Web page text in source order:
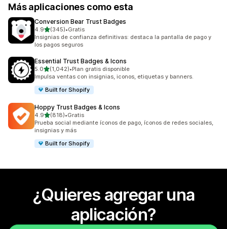
Más aplicaciones como esta
Conversion Bear Trust Badges
4.9de 5 estrellas
(345)
345 reseñas en total
•Gratis
Insignias de confianza definitivas: destaca la pantalla de pago y
los pagos seguros
Essential Trust Badges & Icons
5.0de 5 estrellas
(1,042)
1042 reseñas en total
•Plan gratis disponible
Impulsa ventas con insignias, iconos, etiquetas y banners.
Built for Shopify
Hoppy Trust Badges & Icons
4.9de 5 estrellas
(818)
818 reseñas en total
•Gratis
Prueba social mediante íconos de pago, íconos de redes sociales,
insignias y más
Built for Shopify
¿Quieres agregar una
aplicación?